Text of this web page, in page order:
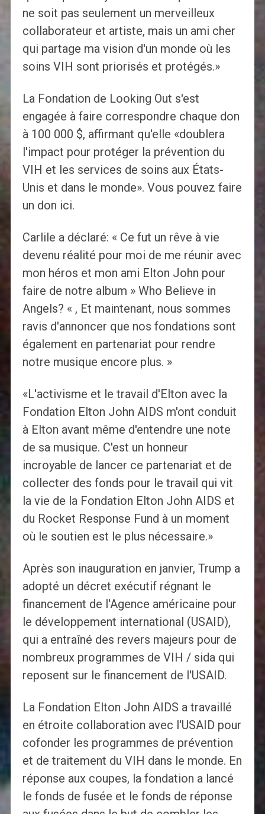
ne soit pas seulement un merveilleux
collaborateur et artiste, mais un ami cher
qui partage ma vision d'un monde où les
soins VIH sont priorisés et protégés.»
La Fondation de Looking Out s'est
engagée à faire correspondre chaque don
à 100 000 $, affirmant qu'elle «doublera
l'impact pour protéger la prévention du
VIH et les services de soins aux États-
Unis et dans le monde». Vous pouvez faire
un don ici.
Carlile a déclaré: « Ce fut un rêve à vie
devenu réalité pour moi de me réunir avec
mon héros et mon ami Elton John pour
faire de notre album » Who Believe in
Angels? « , Et maintenant, nous sommes
ravis d'annoncer que nos fondations sont
également en partenariat pour rendre
notre musique encore plus. »
«L'activisme et le travail d'Elton avec la
Fondation Elton John AIDS m'ont conduit
à Elton avant même d'entendre une note
de sa musique. C'est un honneur
incroyable de lancer ce partenariat et de
collecter des fonds pour le travail qui vit
la vie de la Fondation Elton John AIDS et
du Rocket Response Fund à un moment
où le soutien est le plus nécessaire.»
Après son inauguration en janvier, Trump a
adopté un décret exécutif régnant le
financement de l'Agence américaine pour
le développement international (USAID),
qui a entraîné des revers majeurs pour de
nombreux programmes de VIH / sida qui
reposent sur le financement de l'USAID.
La Fondation Elton John AIDS a travaillé
en étroite collaboration avec l'USAID pour
cofonder les programmes de prévention
et de traitement du VIH dans le monde. En
réponse aux coupes, la fondation a lancé
le fonds de fusée et le fonds de réponse